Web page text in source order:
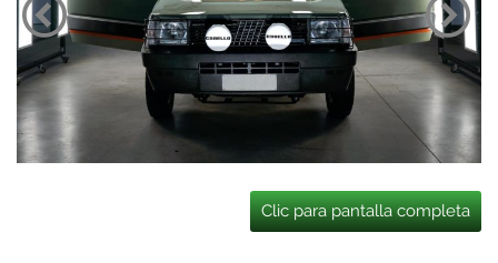
Clic para pantalla completa